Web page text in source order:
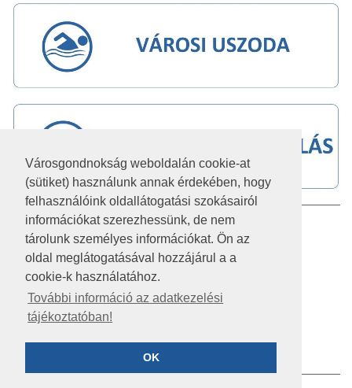
Városgondnokság weboldalán cookie-at
(sütiket) használunk annak érdekében, hogy
felhasználóink oldallátogatási szokásairól
információkat szerezhessünk, de nem
tárolunk személyes információkat. Ön az
oldal meglátogatásával hozzájárul a a
cookie-k használatához.
További információ az adatkezelési
tájékoztatóban!
OK
IMPRESSZUM
JOGI NYILATKOZAT
AKADÁLYMENTESÍTÉSI NYILATKOZAT
KÖZÉRDEKŰ ADATOK